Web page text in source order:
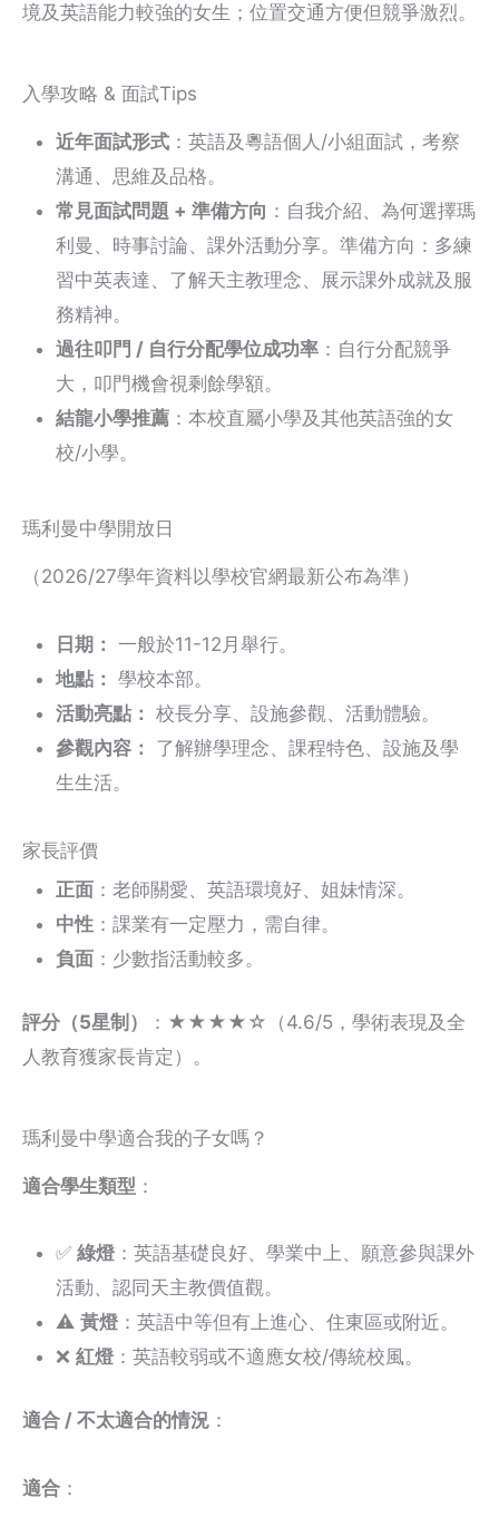
境及英語能力較強的女生；位置交通方便但競爭激烈。
入學攻略 & 面試Tips
近年面試形式 ：英語及粵語個人/小組面試，考察
溝通、思維及品格。
常見面試問題 + 準備方向 ：自我介紹、為何選擇瑪
利曼、時事討論、課外活動分享。準備方向：多練
習中英表達、了解天主教理念、展示課外成就及服
務精神。
過往叩門 / 自行分配學位成功率 ：自行分配競爭
大，叩門機會視剩餘學額。
結龍小學推薦 ：本校直屬小學及其他英語強的女
校/小學。
瑪利曼中學開放日
（2026/27學年資料以學校官網最新公布為準）
日期： 一般於11-12月舉行。
地點： 學校本部。
活動亮點： 校長分享、設施參觀、活動體驗。
參觀內容：
了解辦學理念、課程特色、設施及學
生生活。
家長評價
正面 ：老師關愛、英語環境好、姐妹情深。
中性 ：課業有一定壓力，需自律。
負面 ：少數指活動較多。
評分（5星制）
：★★★★☆（4.6/5，學術表現及全
人教育獲家長肯定）。
瑪利曼中學適合我的子女嗎？
適合學生類型 ：
✅ 綠燈 ：英語基礎良好、學業中上、願意參與課外
活動、認同天主教價值觀。
⚠️ 黃燈 ：英語中等但有上進心、住東區或附近。
❌ 紅燈 ：英語較弱或不適應女校/傳統校風。
適合 / 不太適合的情況 ：
適合 ：